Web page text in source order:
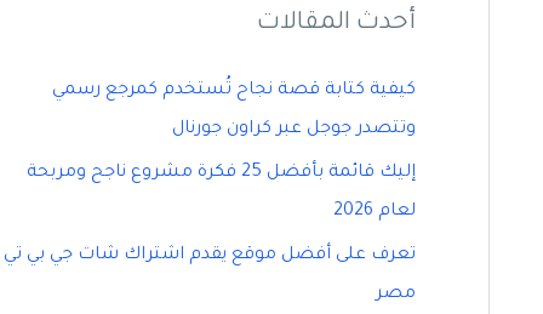
أحدث المقالات
كيفية كتابة قصة نجاح تُستخدم كمرجع رسمي
وتتصدر جوجل عبر كراون جورنال
إليك قائمة بأفضل 25 فكرة مشروع ناجح ومربحة
لعام 2026
تعرف على أفضل موقع يقدم اشتراك شات جي بي تي
مصر